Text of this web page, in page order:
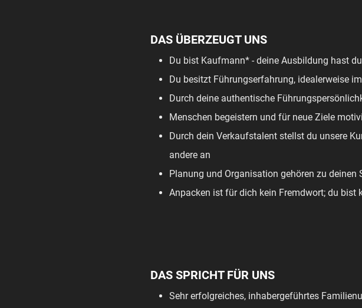
DAS ÜBERZEUGT UNS
Du bist Kaufmann* - deine Ausbildung hast
Du besitzt Führungserfahrung, idealerweise
Durch deine authentische
Menschen begeistern und für neue Ziele
Durch dein Verkaufstalent stellst du unsere
andere an
Planung und Organisation gehören zu deinen
Anpacken ist für dich kein Fremdwort; du
DAS SPRICHT FÜR UNS
Sehr erfolgreiches, inhabergeführtes